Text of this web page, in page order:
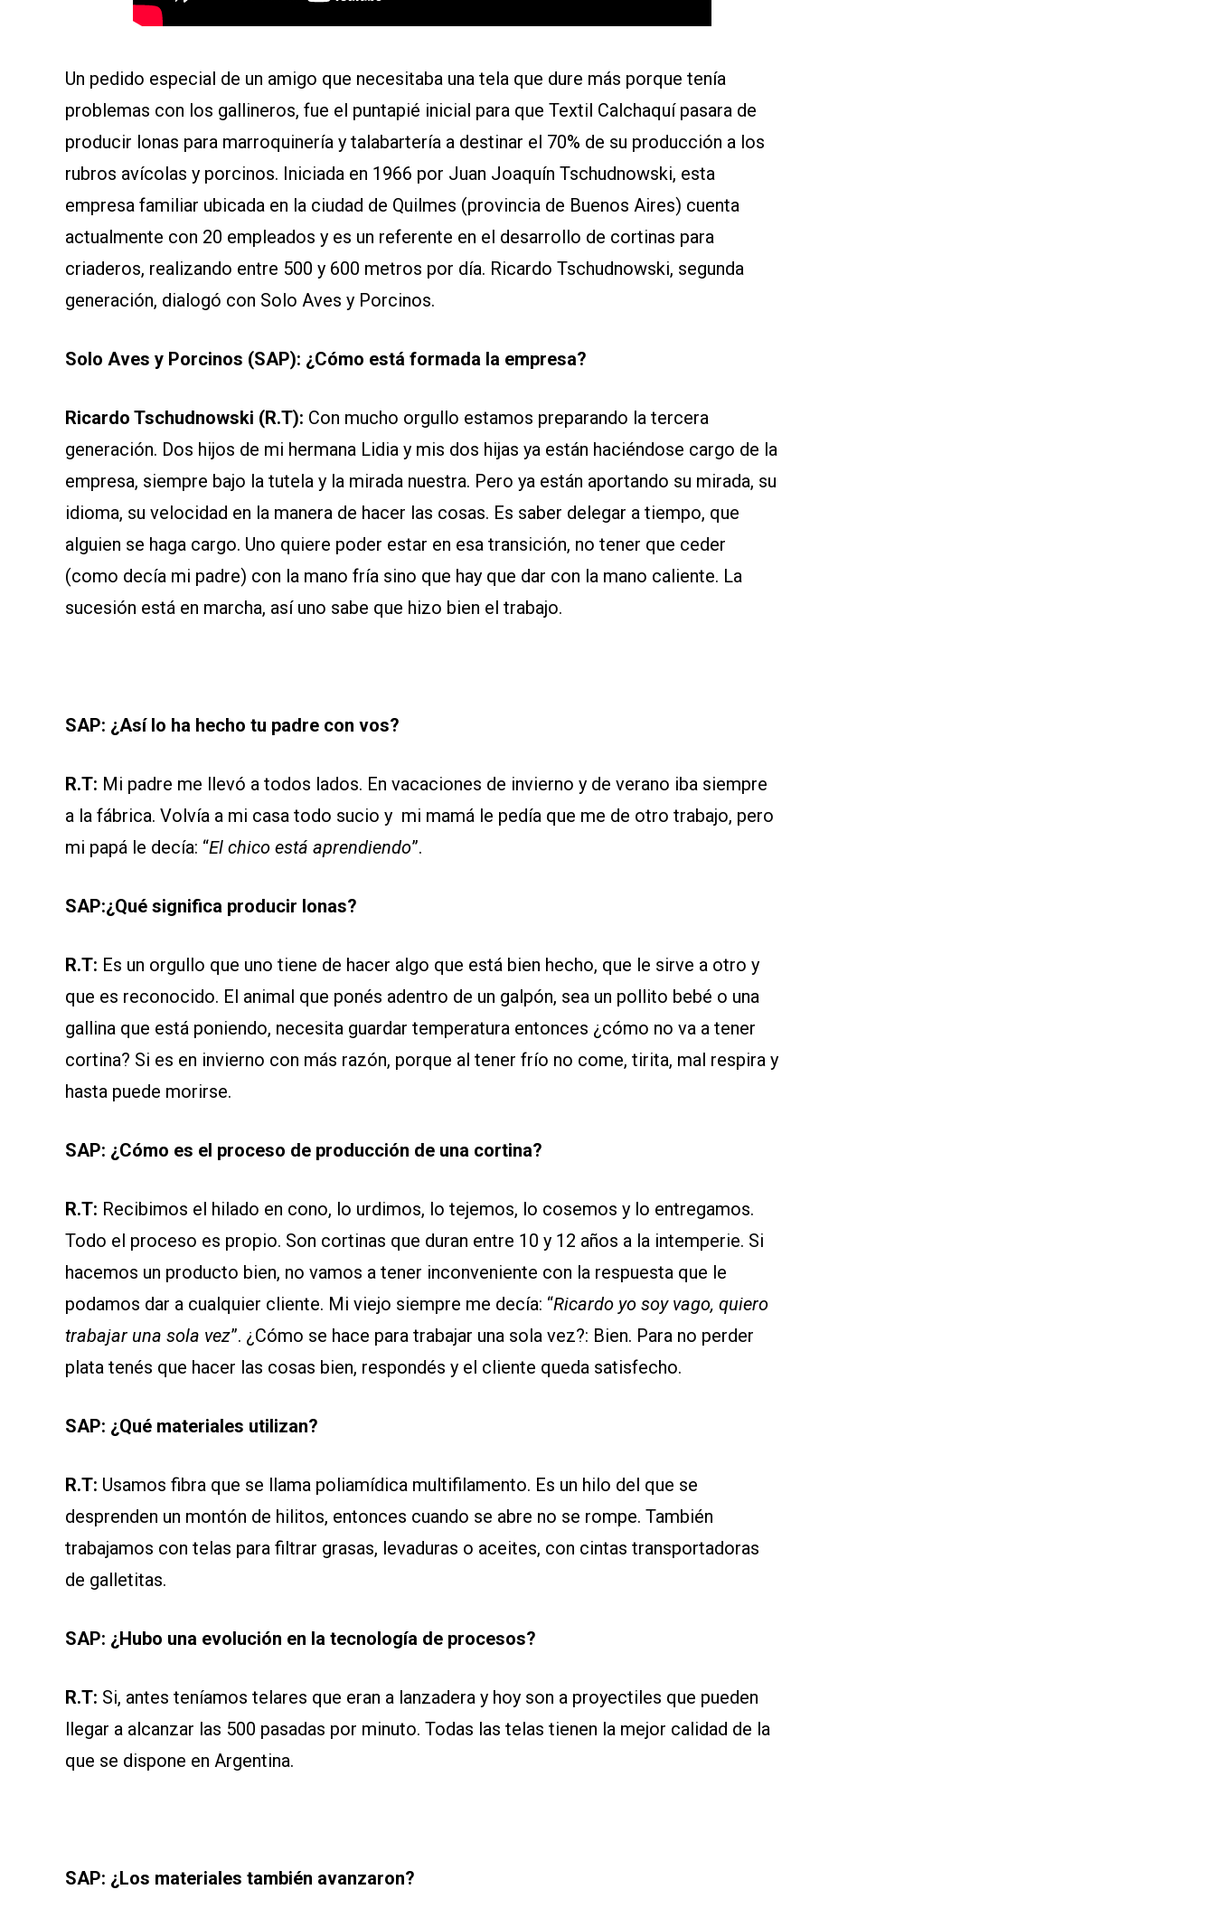
Un pedido especial de un amigo que necesitaba una tela que dure más porque tenía
problemas con los gallineros, fue el puntapié inicial para que Textil Calchaquí pasara de
producir lonas para marroquinería y talabartería a destinar el 70% de su producción a los
rubros avícolas y porcinos. Iniciada en 1966 por Juan Joaquín Tschudnowski, esta
empresa familiar ubicada en la ciudad de Quilmes (provincia de Buenos Aires) cuenta
actualmente con 20 empleados y es un referente en el desarrollo de cortinas para
criaderos, realizando entre 500 y 600 metros por día. Ricardo Tschudnowski, segunda
generación, dialogó con Solo Aves y Porcinos.
Solo Aves y Porcinos (SAP): ¿Cómo está formada la empresa?
Ricardo Tschudnowski (R.T): Con mucho orgullo estamos preparando la tercera
generación. Dos hijos de mi hermana Lidia y mis dos hijas ya están haciéndose cargo de la
empresa, siempre bajo la tutela y la mirada nuestra. Pero ya están aportando su mirada, su
idioma, su velocidad en la manera de hacer las cosas. Es saber delegar a tiempo, que
alguien se haga cargo. Uno quiere poder estar en esa transición, no tener que ceder
(como decía mi padre) con la mano fría sino que hay que dar con la mano caliente. La
sucesión está en marcha, así uno sabe que hizo bien el trabajo.
SAP: ¿Así lo ha hecho tu padre con vos?
R.T: Mi padre me llevó a todos lados. En vacaciones de invierno y de verano iba siempre
a la fábrica. Volvía a mi casa todo sucio y mi mamá le pedía que me de otro trabajo, pero
mi papá le decía: “El chico está aprendiendo”.
SAP:¿Qué significa producir lonas?
R.T: Es un orgullo que uno tiene de hacer algo que está bien hecho, que le sirve a otro y
que es reconocido. El animal que ponés adentro de un galpón, sea un pollito bebé o una
gallina que está poniendo, necesita guardar temperatura entonces ¿cómo no va a tener
cortina? Si es en invierno con más razón, porque al tener frío no come, tirita, mal respira y
hasta puede morirse.
SAP: ¿Cómo es el proceso de producción de una cortina?
R.T: Recibimos el hilado en cono, lo urdimos, lo tejemos, lo cosemos y lo entregamos.
Todo el proceso es propio. Son cortinas que duran entre 10 y 12 años a la intemperie. Si
hacemos un producto bien, no vamos a tener inconveniente con la respuesta que le
podamos dar a cualquier cliente. Mi viejo siempre me decía: “Ricardo yo soy vago, quiero
trabajar una sola vez”. ¿Cómo se hace para trabajar una sola vez?: Bien. Para no perder
plata tenés que hacer las cosas bien, respondés y el cliente queda satisfecho.
SAP: ¿Qué materiales utilizan?
R.T: Usamos fibra que se llama poliamídica multifilamento. Es un hilo del que se
desprenden un montón de hilitos, entonces cuando se abre no se rompe. También
trabajamos con telas para filtrar grasas, levaduras o aceites, con cintas transportadoras
de galletitas.
SAP: ¿Hubo una evolución en la tecnología de procesos?
R.T: Si, antes teníamos telares que eran a lanzadera y hoy son a proyectiles que pueden
llegar a alcanzar las 500 pasadas por minuto. Todas las telas tienen la mejor calidad de la
que se dispone en Argentina.
SAP: ¿Los materiales también avanzaron?